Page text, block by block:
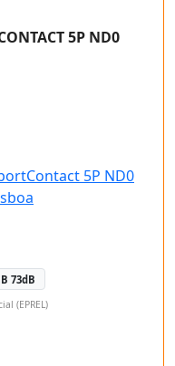
5P ND0
B 73dB
(EPREL)